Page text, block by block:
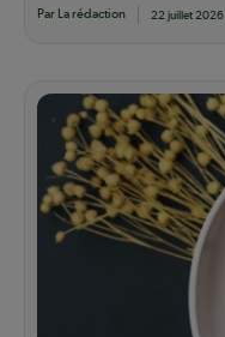
Par La rédaction 22 juillet 2026